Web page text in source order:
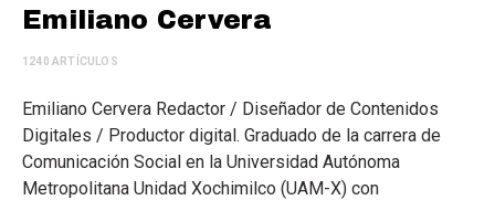
Emiliano Cervera
1240 ARTÍCULOS
Emiliano Cervera Redactor / Diseñador de Contenidos
Digitales / Productor digital. Graduado de la carrera de
Comunicación Social en la Universidad Autónoma
Metropolitana Unidad Xochimilco (UAM-X) con